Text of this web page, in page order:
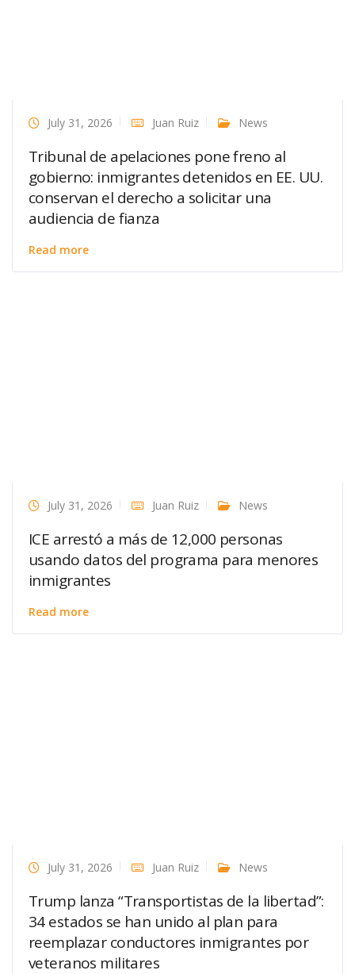
July 31, 2026 Juan Ruiz News
Tribunal de apelaciones pone freno al
gobierno: inmigrantes detenidos en EE. UU.
conservan el derecho a solicitar una
audiencia de fianza
Read more
July 31, 2026 Juan Ruiz News
ICE arrestó a más de 12,000 personas
usando datos del programa para menores
inmigrantes
Read more
July 31, 2026 Juan Ruiz News
Trump lanza “Transportistas de la libertad”:
34 estados se han unido al plan para
reemplazar conductores inmigrantes por
veteranos militares